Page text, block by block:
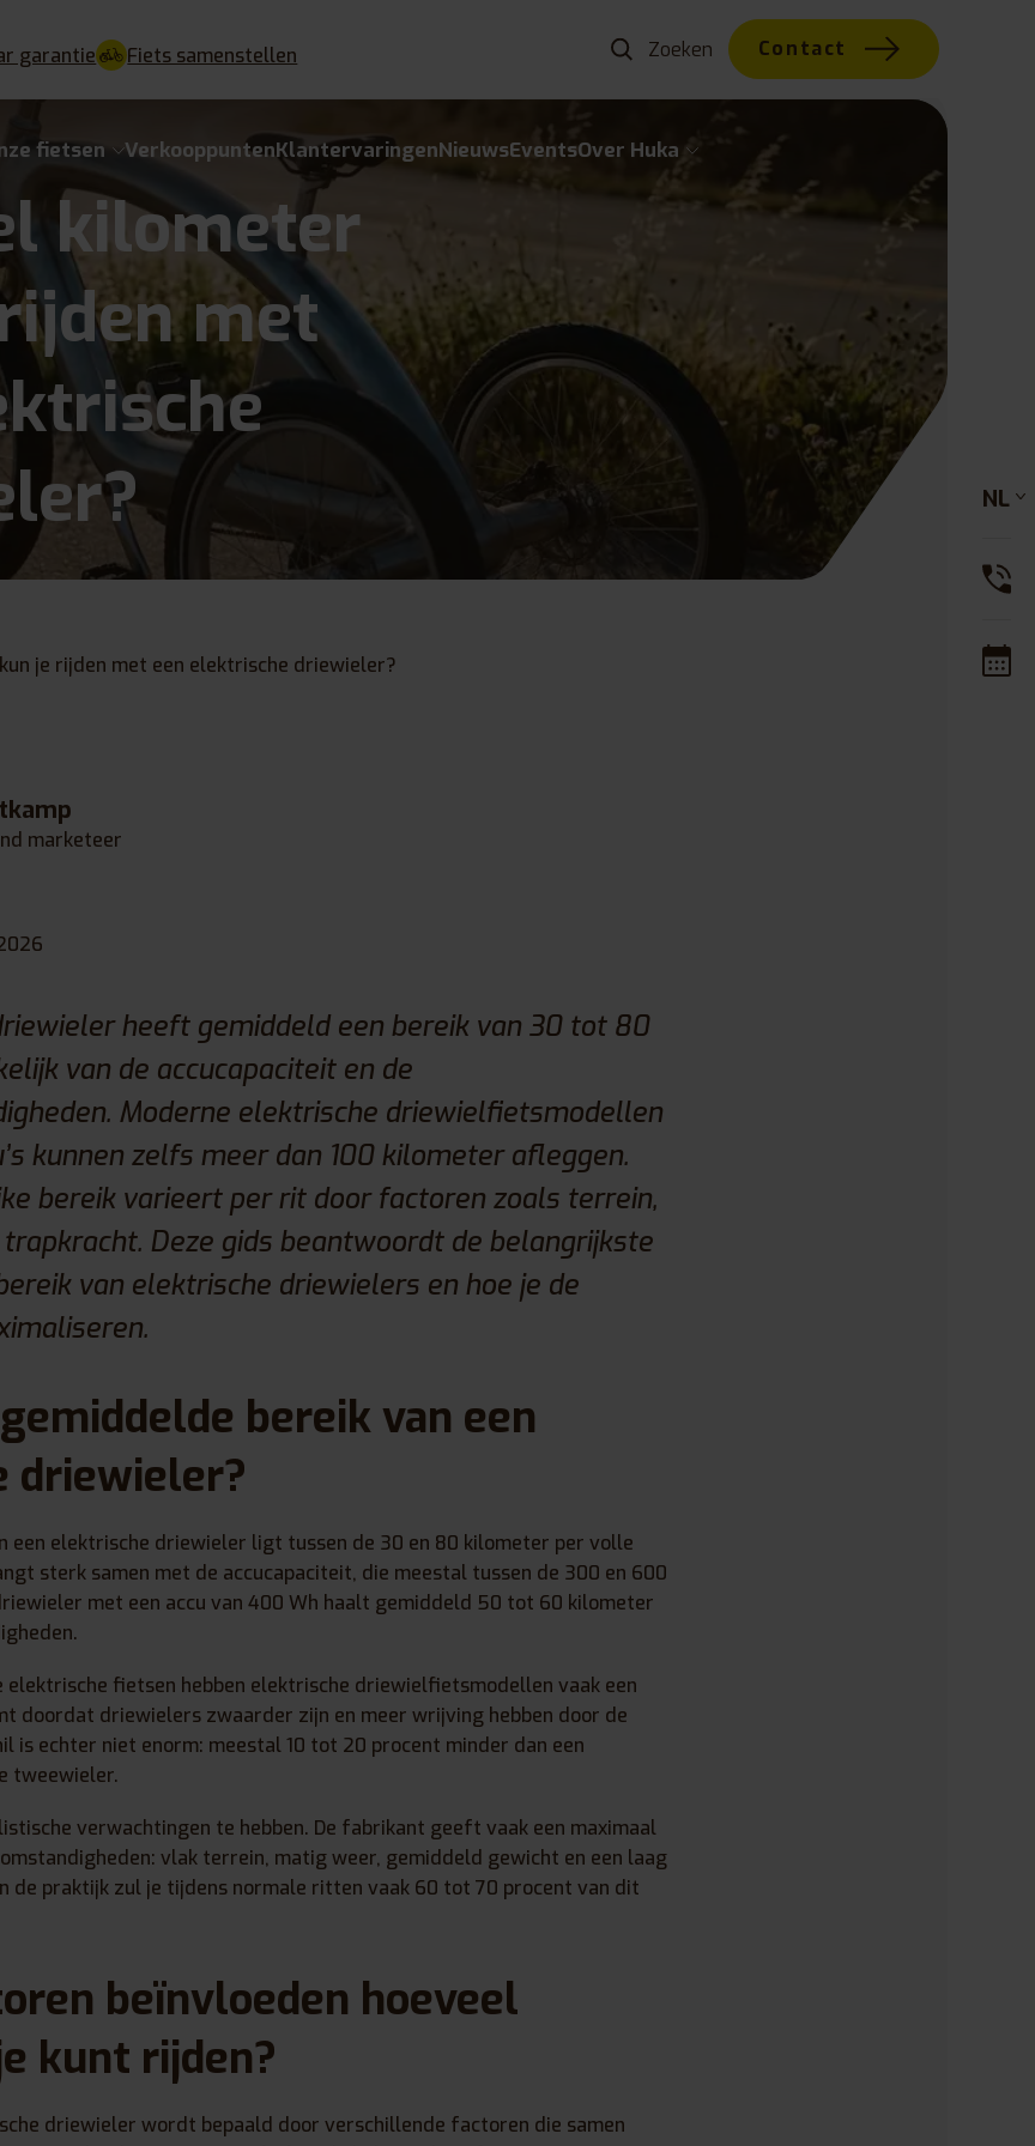
garantie Fiets samenstellen Contact
fietsen VerkooppuntenKlantervaringenNieuwsEventsOver Huka
kilometer
met
je rijden met een elektrische driewieler?
marketeer
heeft gemiddeld een bereik van 30 tot 80
van de accucapaciteit en de
Moderne elektrische driewielfietsmodellen
kunnen zelfs meer dan 100 kilometer afleggen.
bereik varieert per rit door factoren zoals terrein,
Deze gids beantwoordt de belangrijkste
van elektrische driewielers en hoe je de
bereik van een
driewieler?
een elektrische driewieler ligt tussen de 30 en 80 kilometer per volle
sterk samen met de accucapaciteit, die meestal tussen de 300 en 600
met een accu van 400 Wh haalt gemiddeld 50 tot 60 kilometer
elektrische fietsen hebben elektrische driewielfietsmodellen vaak een
doordat driewielers zwaarder zijn en meer wrijving hebben door de
is echter niet enorm: meestal 10 tot 20 procent minder dan een
tweewieler.
verwachtingen te hebben. De fabrikant geeft vaak een maximaal
vlak terrein, matig weer, gemiddeld gewicht en een laag
de praktijk zul je tijdens normale ritten vaak 60 tot 70 procent van dit
beïnvloeden hoeveel
kunt rijden?
driewieler wordt bepaald door verschillende factoren die samen
NL